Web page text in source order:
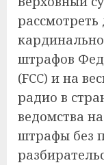
рассмотреть
штрафов
(FCC) и на
радио в
ведомства
штрафы без